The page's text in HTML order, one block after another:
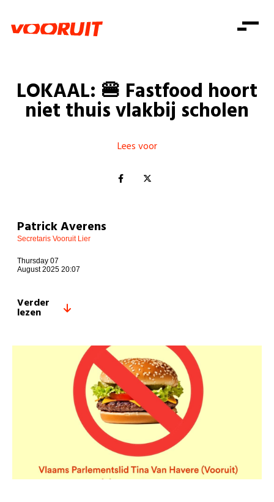
Zorg
Gelijke kansen
Welzijn
Consumentenbescherming
Kinderen en jongeren
Onze mensen
Standpunten
Vacatures
Doe mee
Doe mee
Word lid
Shop
Login
LOKAAL: 🍔 Fastfood hoort
niet thuis vlakbij scholen
Lees voor
Patrick Averens
Secretaris Vooruit Lier
Thursday 07
August 2025 20:07
Verder
lezen